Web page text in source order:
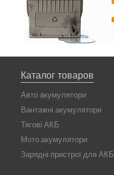
Каталог товаров
Авто акумулятори
Вантажні акумулятори
Тягові АКБ
Мото акумулятори
Зарядні пристрої для АКБ